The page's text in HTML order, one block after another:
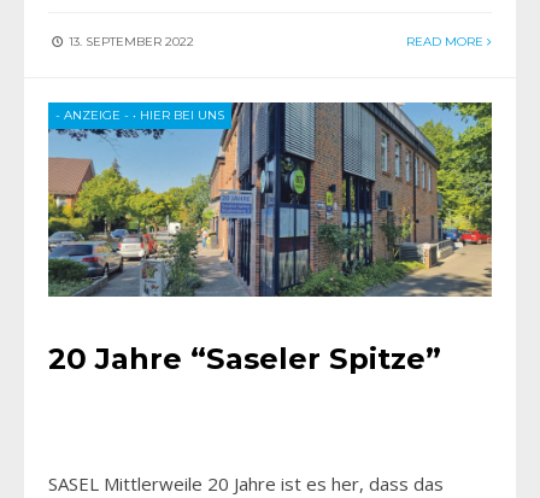
13. SEPTEMBER 2022 READ MORE
- ANZEIGE - • HIER BEI UNS
20 Jahre “Saseler Spitze”
SASEL Mittlerweile 20 Jahre ist es her, dass das